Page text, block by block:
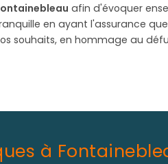
afin d'évoquer
en ayant l'assurance
souhaits, en hommage au
à